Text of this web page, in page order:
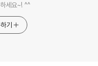
세요~! ^^
기